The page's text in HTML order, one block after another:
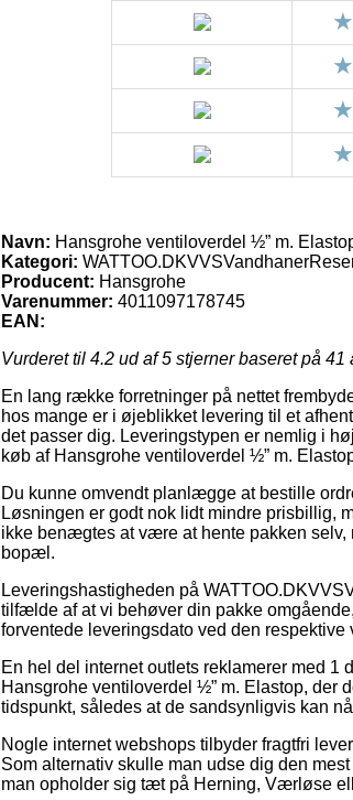
Navn: Hansgrohe ventiloverdel ½” m.
Kategori:
Producent: Hansgrohe
Varenummer: 4011097178745
EAN:
Vurderet til 4.2 ud af 5 stjerner baseret på 41
En lang række forretninger på nettet
hos mange er i øjeblikket levering til et
det passer dig. Leveringstypen er nemlig i
køb af Hansgrohe ventiloverdel ½” m.
Du kunne omvendt planlægge at bestille
Løsningen er godt nok lidt mindre prisbillig,
ikke benægtes at være at hente pakken
bopæl.
Leveringshastigheden på
tilfælde af at vi behøver din pakke
forventede leveringsdato ved den respektive
En hel del internet outlets reklamerer med 1
Hansgrohe ventiloverdel ½” m. Elastop, der
tidspunkt, således at de sandsynligvis kan
Nogle internet webshops tilbyder fragtfri
Som alternativ skulle man udse dig den
man opholder sig tæt på Herning, Værløse